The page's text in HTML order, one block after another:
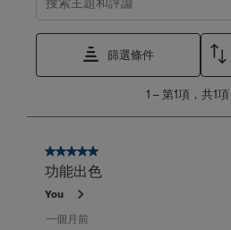
搜尋主題和評論搜尋區域
篩選條件
第
項，
1 –第1項，共1項
5星，共5星。
功能出色
You
一個月前